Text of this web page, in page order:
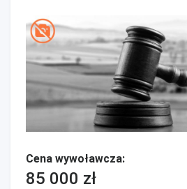
Cena wywoławcza:
85 000 zł